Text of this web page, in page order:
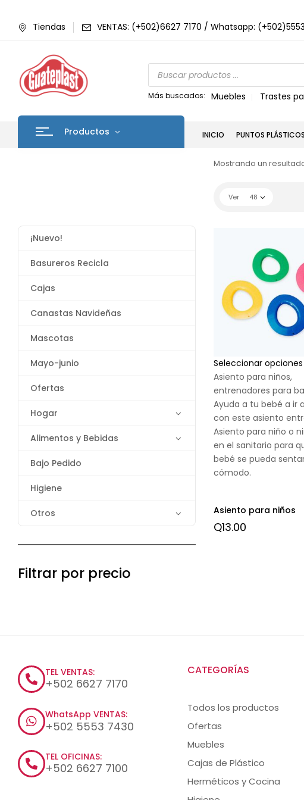
Tiendas VENTAS: (+502)6627 7170 / Whatsapp:
Más buscados: Muebles Trastes
Productos INICIO PUNTOS PLÁSTICOS
¡Nuevo!
Basureros Recicla
Cajas
Canastas Navideñas
Mascotas
Mayo-junio
Ofertas
Hogar
Alimentos y Bebidas
Bajo Pedido
Higiene
Otros
Filtrar por precio
Mostrando un
Ver 48
Seleccionar opciones
Asiento para niños,
entrenadores para
Ayuda a tu bebé a ir
con este asiento
Asiento para niño o
en el sanitario para
bebé se pueda
cómodo.
Asiento para niños
Q13.00
TEL VENTAS:
+502 6627 7170
WhatsApp VENTAS:
+502 5553 7430
TEL OFICINAS:
+502 6627 7100
CATEGORÍAS
Todos los productos
Ofertas
Muebles
Cajas de Plástico
Herméticos y Cocina